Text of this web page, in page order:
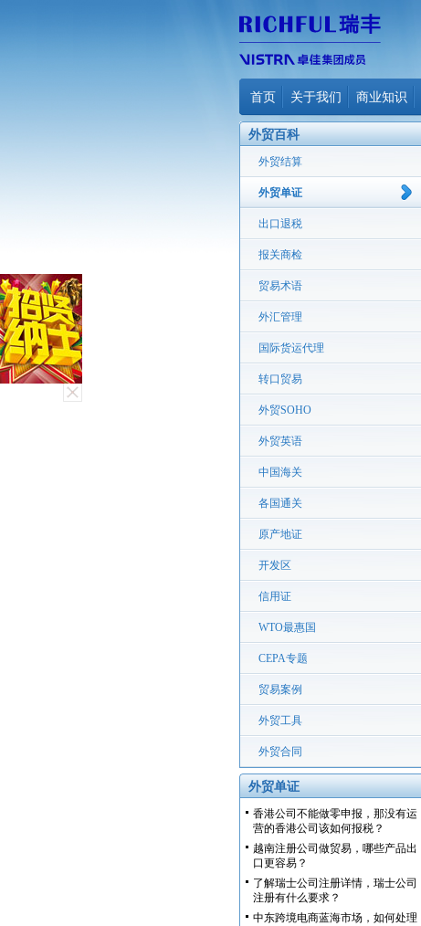
首页 关于我们 商业知识
外贸百科
外贸结算
外贸单证
出口退税
报关商检
贸易术语
外汇管理
国际货运代理
转口贸易
外贸SOHO
外贸英语
中国海关
各国通关
原产地证
开发区
信用证
WTO最惠国
CEPA专题
贸易案例
外贸工具
外贸合同
外贸单证
香港公司不能做零申报，那没有运
营的香港公司该如何报税？
越南注册公司做贸易，哪些产品出
口更容易？
了解瑞士公司注册详情，瑞士公司
注册有什么要求？
中东跨境电商蓝海市场，如何处理